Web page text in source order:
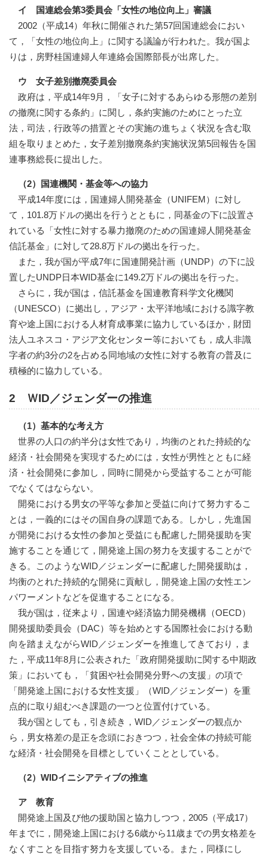
イ 国連総会第3委員会「女性の地位向上」審議
2002（平成14）年秋に開催された第57回国連総会におい
て，「女性の地位向上」に関する議論が行われた。我が国よ
りは，房野桂国連婦人年連絡会国際部長が出席した。
ウ 女子差別撤廃委員会
政府は，平成14年9月，「女子に対するあらゆる形態の差別
の撤廃に関する条約」に関し，条約実施のためにとった立
法，司法，行政等の措置とその実施の進ちょく状況を含む取
組を取りまとめた，女子差別撤廃条約実施状況第5回報告を国
連事務総長に提出した。
（2）国連機関・基金等への協力
平成14年度には，国連婦人開発基金（UNIFEM）に対し
て，101.8万ドルの拠出を行うとともに，同基金の下に設置さ
れている「女性に対する暴力撤廃のための国連婦人開発基金
信託基金」に対して28.8万ドルの拠出を行った。
また，我が国が平成7年に国連開発計画（UNDP）の下に設
置したUNDP日本WID基金に149.2万ドルの拠出を行った。
さらに，我が国は，信託基金を国連教育科学文化機関
（UNESCO）に拠出し，アジア・太平洋地域における識字教
育や途上国における人材育成事業に協力しているほか，財団
法人ユネスコ・アジア文化センター等においても，成人非識
字者の約3分の2を占める同地域の女性に対する教育の普及に
積極的に協力している。
2 ＷID／ジェンダーの推進
（1）基本的な考え方
世界の人口の約半分は女性であり，均衡のとれた持続的な
経済・社会開発を実現するためには，女性が男性とともに経
済・社会開発に参加し，同時に開発から受益することが可能
でなくてはならない。
開発における男女の平等な参加と受益に向けて努力するこ
とは，一義的にはその国自身の課題である。しかし，先進国
が開発における女性の参加と受益にも配慮した開発援助を実
施することを通じて，開発途上国の努力を支援することがで
きる。このようなWID／ジェンダーに配慮した開発援助は，
均衡のとれた持続的な開発に貢献し，開発途上国の女性エン
パワーメントなどを促進することになる。
我が国は，従来より，国連や経済協力開発機構（OECD）
開発援助委員会（DAC）等を始めとする国際社会における動
向を踏まえながらWID／ジェンダーを推進してきており，ま
た，平成11年8月に公表された「政府開発援助に関する中期政
策」においても，「貧困や社会開発分野への支援」の項で
「開発途上国における女性支援」（WID／ジェンダー）を重
点的に取り組むべき課題の一つと位置付けている。
我が国としても，引き続き，WID／ジェンダーの観点か
ら，男女格差の是正を念頭におきつつ，社会全体の持続可能
な経済・社会開発を目標としていくこととしている。
（2）WIDイニシアティブの推進
ア 教育
開発途上国及び他の援助国と協力しつつ，2005（平成17）
年までに，開発途上国における6歳から11歳までの男女格差を
なくすことを目指す努力を支援している。また，同様にし